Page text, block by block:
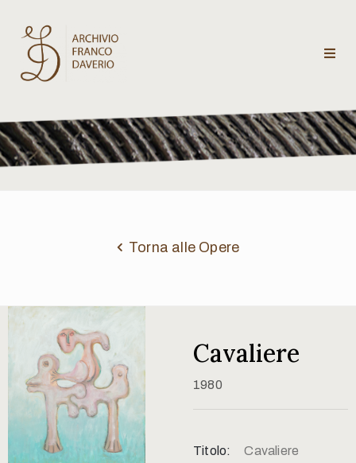
Archivio
Franco
Daverio
critici
Contatti
Torna alle Opere
Cavaliere
1980
Titolo: Cavaliere